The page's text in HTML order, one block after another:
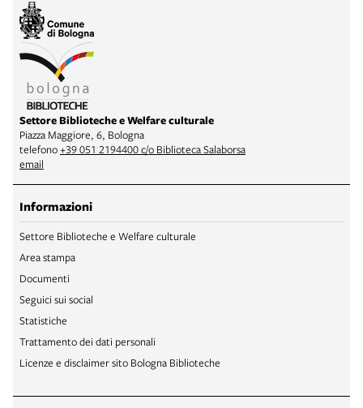
Settore Biblioteche e Welfare culturale
Piazza Maggiore, 6, Bologna
telefono+39 051 2194400 c/o Biblioteca Salaborsa
email
Informazioni
Settore Biblioteche e Welfare culturale
Area stampa
Documenti
Seguici sui social
Statistiche
Trattamento dei dati personali
Licenze e disclaimer sito Bologna Biblioteche